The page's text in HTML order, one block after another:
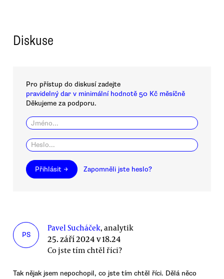
Diskuse
Pro přístup do diskusí zadejte
pravidelný dar v minimální hodnotě 50 Kč měsíčně
Děkujeme za podporu.
Přihlásit → Zapomněli jste heslo?
PS
Pavel Sucháček, analytik
25. září 2024 v 18.24
Co jste tím chtěl říci?
Tak nějak jsem nepochopil, co jste tím chtěl říci. Dělá něco